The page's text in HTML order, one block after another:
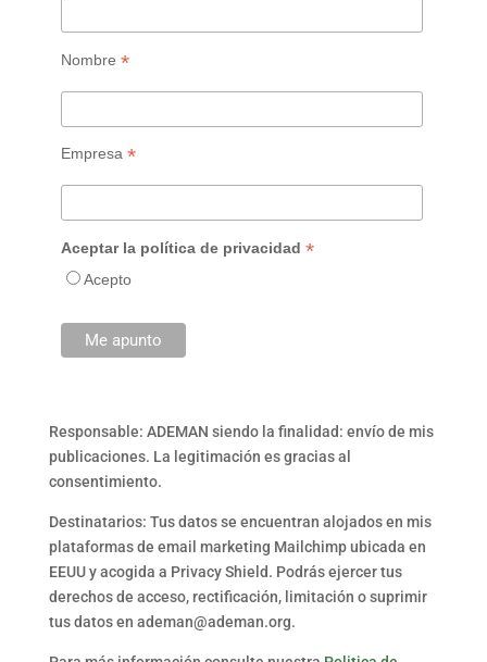
Nombre *
Empresa *
Aceptar la política de privacidad *
Acepto
Responsable: ADEMAN siendo la finalidad: envío de mis
publicaciones. La legitimación es gracias al
consentimiento.
Destinatarios: Tus datos se encuentran alojados en mis
plataformas de email marketing Mailchimp ubicada en
EEUU y acogida a Privacy Shield. Podrás ejercer tus
derechos de acceso, rectificación, limitación o suprimir
tus datos en ademan@ademan.org.